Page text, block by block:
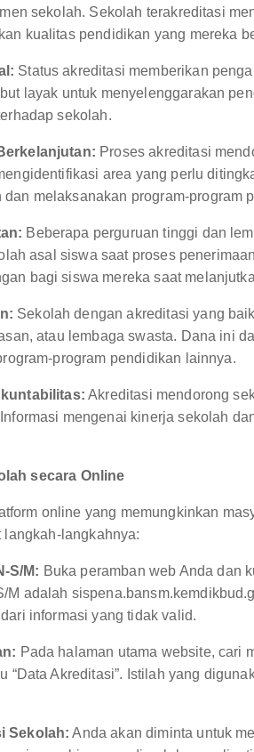
sekolah. Sekolah terakreditasi
kualitas pendidikan yang mereka
Status akreditasi memberikan
layak untuk menyelenggarakan
sekolah.
Proses akreditasi
area yang perlu
dan melaksanakan program-program
Beberapa perguruan tinggi dan
asal siswa saat proses
bagi siswa mereka saat
Sekolah dengan akreditasi yang
atau lembaga swasta. Dana ini
program pendidikan lainnya.
Akreditasi mendorong
mengenai kinerja sekolah
secara Online
online yang memungkinkan
langkahnya:
S/M: Buka peramban web Anda dan
M adalah
informasi yang tidak valid.
Pada halaman utama website, cari
“Data Akreditasi”. Istilah yang
Sekolah: Anda akan diminta untuk